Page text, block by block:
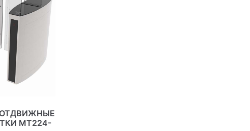
MT224-